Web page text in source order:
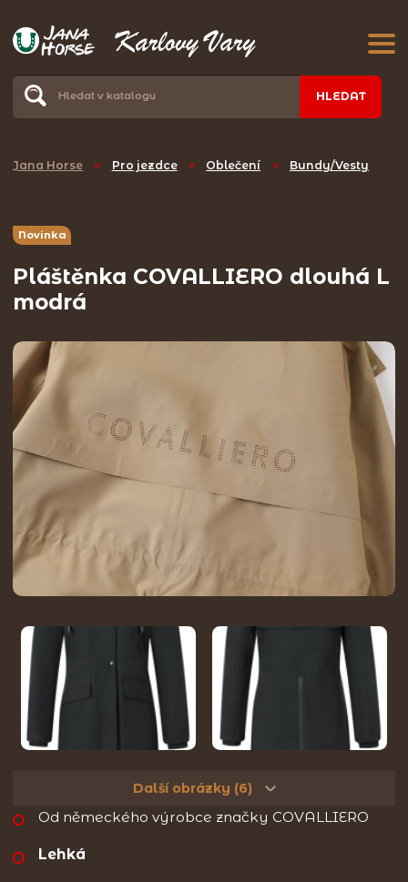
HLEDAT
Jana Horse > Pro jezdce > Oblečení > Bundy/Vesty
Novinka
Pláštěnka COVALLIERO dlouhá L
modrá
Další obrázky (6)
Od německého výrobce značky COVALLIERO
Lehká